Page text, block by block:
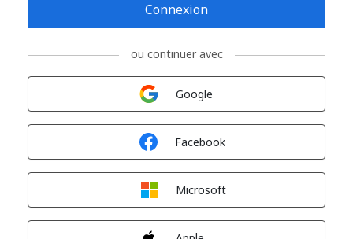
Connexion
ou continuer avec
Google
Facebook
Microsoft